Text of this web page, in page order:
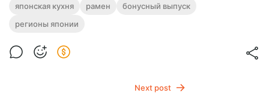
Рамен на самом деле. Бонус:
региональные разновидности
знаменитыми региональными разновидностями рамена и
японская кухня рамен
бонусный выпуск
регионы японии
Next post